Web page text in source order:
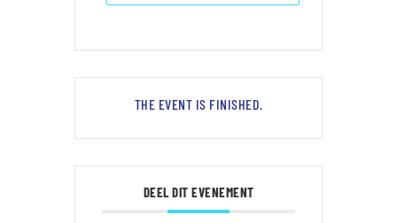
THE EVENT IS FINISHED.
DEEL DIT EVENEMENT